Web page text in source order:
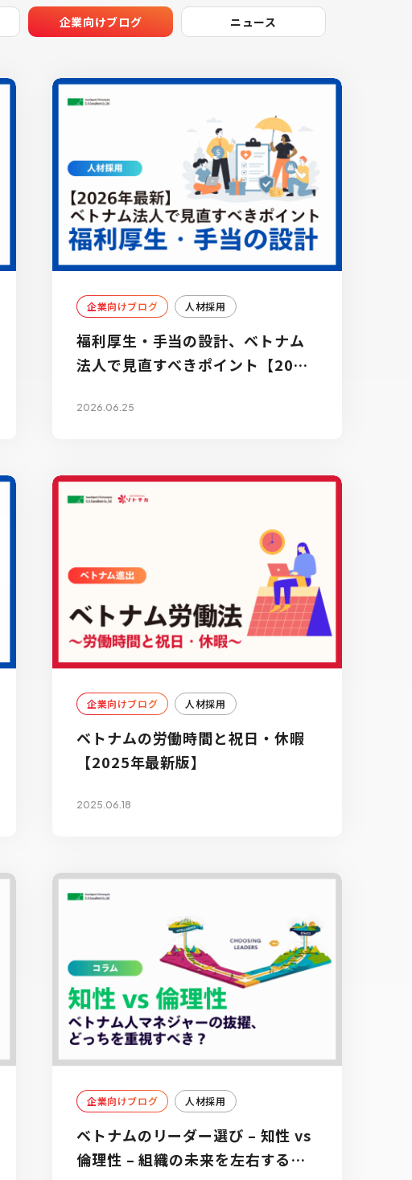
企業向けブログ ニュース
企業向けブログ 人材採用
福利厚生・手当の設計、ベトナム
法人で見直すべきポイント【2026
2026.06.25
企業向けブログ 人材採用
ベトナムの労働時間と祝日・休暇
【2025年最新版】
2025.06.18
企業向けブログ 人材採用
ベトナムのリーダー選び – 知性 vs
倫理性 – 組織の未来を左右する選